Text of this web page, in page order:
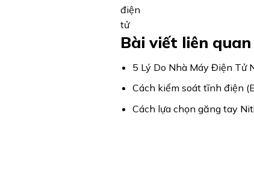
Bài viết liên quan
5 Lý Do Nhà Máy Điện Tử
Cách kiểm soát tĩnh điện
Cách lựa chọn găng tay